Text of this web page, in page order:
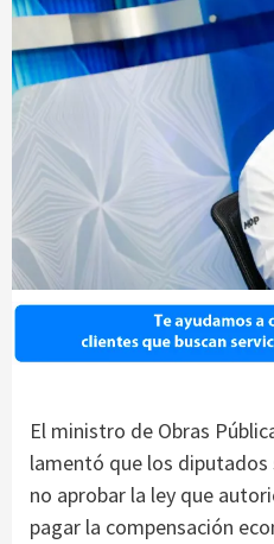
El ministro de Obras
lamentó que los diputados
no aprobar la ley que
pagar la compensación